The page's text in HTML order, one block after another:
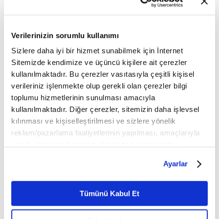
Verilerinizin sorumlu kullanımı
Sizlere daha iyi bir hizmet sunabilmek için İnternet
Sitemizde kendimize ve üçüncü kişilere ait çerezler
kullanılmaktadır. Bu çerezler vasıtasıyla çeşitli kişisel
verileriniz işlenmekte olup gerekli olan çerezler bilgi
toplumu hizmetlerinin sunulması amacıyla
kullanılmaktadır. Diğer çerezler, sitemizin daha işlevsel
kılınması ve kişiselleştirilmesi ve sizlere yönelik
reklam/pazarlama faaliyetlerinin yapılması, amaçlarıyla
belirleyebilirsiniz. Çerezlere ilişkin detaylı bilgi için
Ayarlar butonuna tıklayabilir,Çerez Bilgilendirme
Metnimizi ziyaret edebilirsiniz.
6698 sayılı Kişisel Verilerin Korunması Kanunu uyarınca
Ayarlar
Tümünü Kabul Et
🔷 Bu hakikat zaman zaman
Batılı bilim insanları
bilimi ardındaki
İslam libasını gizleyemedi.
🔷Jean Jacques Rousseau, 1750 yılında